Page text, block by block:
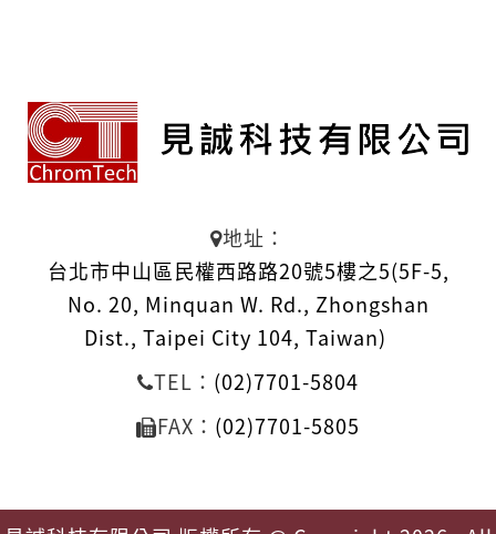
地址：
台北市中山區民權西路路20號5樓之5(5F-5,
No. 20, Minquan W. Rd., Zhongshan
Dist., Taipei City 104, Taiwan)
TEL： (02)7701-5804
FAX： (02)7701-5805